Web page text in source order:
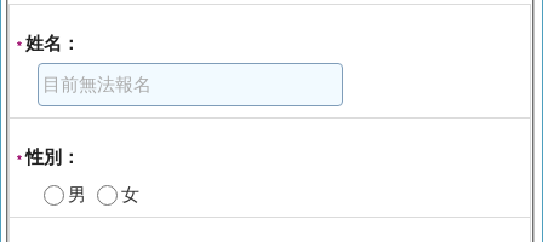
* 姓名：
*性別：
男
女